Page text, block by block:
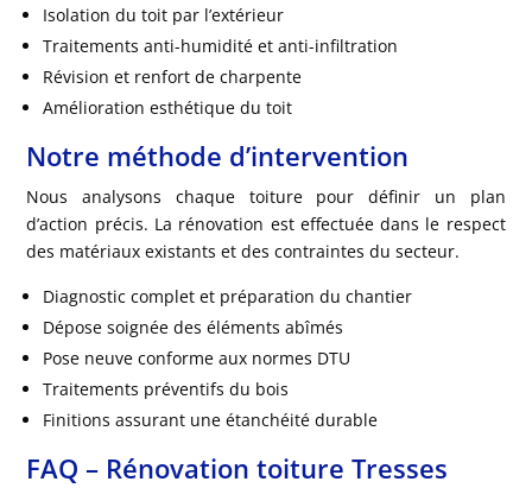
Isolation du toit par l’extérieur
Traitements anti-humidité et anti-infiltration
Révision et renfort de charpente
Amélioration esthétique du toit
Notre méthode d’intervention
Nous analysons chaque toiture pour définir un plan
d’action précis. La rénovation est effectuée dans le respect
des matériaux existants et des contraintes du secteur.
Diagnostic complet et préparation du chantier
Dépose soignée des éléments abîmés
Pose neuve conforme aux normes DTU
Traitements préventifs du bois
Finitions assurant une étanchéité durable
FAQ – Rénovation toiture Tresses